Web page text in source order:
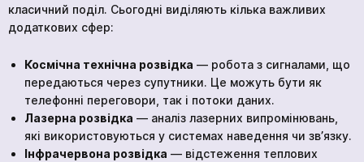
класичний поділ. Сьогодні виділяють кілька важливих
додаткових сфер:
Космічна технічна розвідка — робота з сигналами, що
передаються через супутники. Це можуть бути як
телефонні переговори, так і потоки даних.
Лазерна розвідка — аналіз лазерних випромінювань,
які використовуються у системах наведення чи зв’язку.
Інфрачервона розвідка — відстеження теплових